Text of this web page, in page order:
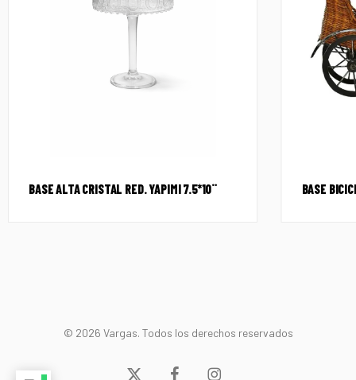
BASE ALTA CRISTAL RED. YAPIMI 7.5*10¨ BASE
© 2026 Vargas. Todos los derechos reservados
x- facebookinstagram